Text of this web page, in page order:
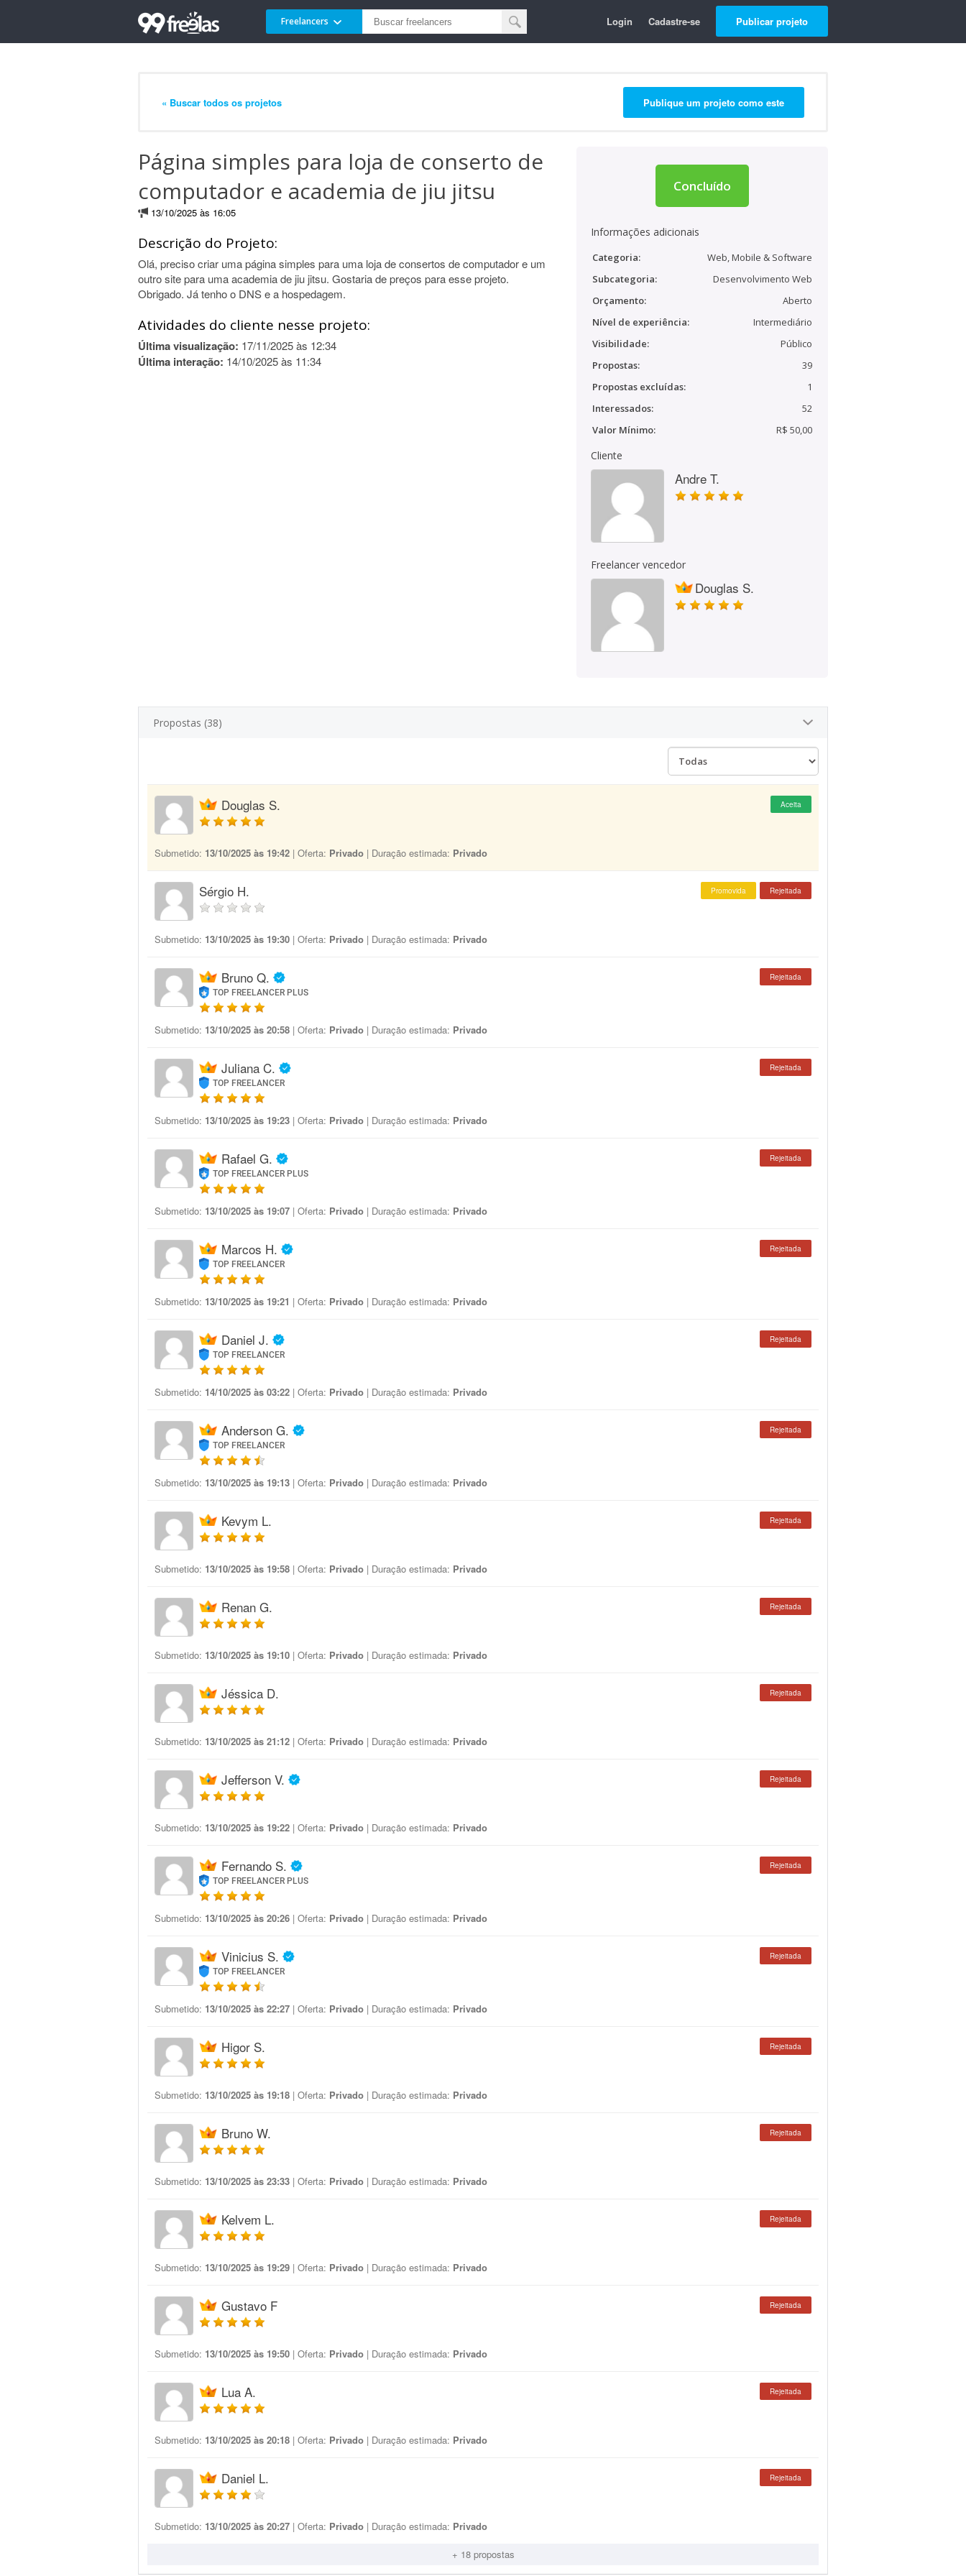
Freelancers Login Cadastre-se Publicar projeto
« Buscar todos os projetos Publique um projeto como este
Página simples para loja de conserto de
computador e academia de jiu jitsu
13/10/2025 às 16:05
Descrição do Projeto:
Olá, preciso criar uma página simples para uma loja de consertos de computador e um
outro site para uma academia de jiu jitsu. Gostaria de preços para esse projeto.
Obrigado. Já tenho o DNS e a hospedagem.
Atividades do cliente nesse projeto:
Última visualização: 17/11/2025 às 12:34
Última interação: 14/10/2025 às 11:34
Concluído
Informações adicionais
Categoria:
Web, Mobile & Software
Subcategoria:
Desenvolvimento Web
Orçamento:
Aberto
Nível de experiência:
Intermediário
Visibilidade:
Público
Propostas:
39
Propostas excluídas:
1
Interessados:
52
Valor Mínimo:
R$ 50,00
Cliente
Andre T.
Freelancer vencedor
Douglas S.
Propostas (38)
Douglas S. Aceita
Submetido: 13/10/2025 às 19:42 | Oferta: Privado | Duração estimada: Privado
Sérgio H. Promovida Rejeitada
Submetido: 13/10/2025 às 19:30 | Oferta: Privado | Duração estimada: Privado
Bruno Q.
TOP FREELANCER PLUS
Rejeitada
Submetido: 13/10/2025 às 20:58 | Oferta: Privado | Duração estimada: Privado
Juliana C.
TOP FREELANCER
Rejeitada
Submetido: 13/10/2025 às 19:23 | Oferta: Privado | Duração estimada: Privado
Rafael G.
TOP FREELANCER PLUS
Rejeitada
Submetido: 13/10/2025 às 19:07 | Oferta: Privado | Duração estimada: Privado
Marcos H.
TOP FREELANCER
Rejeitada
Submetido: 13/10/2025 às 19:21 | Oferta: Privado | Duração estimada: Privado
Daniel J.
TOP FREELANCER
Rejeitada
Submetido: 14/10/2025 às 03:22 | Oferta: Privado | Duração estimada: Privado
Anderson G.
TOP FREELANCER
Rejeitada
Submetido: 13/10/2025 às 19:13 | Oferta: Privado | Duração estimada: Privado
Kevym L. Rejeitada
Submetido: 13/10/2025 às 19:58 | Oferta: Privado | Duração estimada: Privado
Renan G. Rejeitada
Submetido: 13/10/2025 às 19:10 | Oferta: Privado | Duração estimada: Privado
Jéssica D. Rejeitada
Submetido: 13/10/2025 às 21:12 | Oferta: Privado | Duração estimada: Privado
Jefferson V. Rejeitada
Submetido: 13/10/2025 às 19:22 | Oferta: Privado | Duração estimada: Privado
Fernando S.
TOP FREELANCER PLUS
Rejeitada
Submetido: 13/10/2025 às 20:26 | Oferta: Privado | Duração estimada: Privado
Vinicius S.
TOP FREELANCER
Rejeitada
Submetido: 13/10/2025 às 22:27 | Oferta: Privado | Duração estimada: Privado
Higor S. Rejeitada
Submetido: 13/10/2025 às 19:18 | Oferta: Privado | Duração estimada: Privado
Bruno W. Rejeitada
Submetido: 13/10/2025 às 23:33 | Oferta: Privado | Duração estimada: Privado
Kelvem L. Rejeitada
Submetido: 13/10/2025 às 19:29 | Oferta: Privado | Duração estimada: Privado
Gustavo F Rejeitada
Submetido: 13/10/2025 às 19:50 | Oferta: Privado | Duração estimada: Privado
Lua A. Rejeitada
Submetido: 13/10/2025 às 20:18 | Oferta: Privado | Duração estimada: Privado
Daniel L. Rejeitada
Submetido: 13/10/2025 às 20:27 | Oferta: Privado | Duração estimada: Privado
+ 18 propostas